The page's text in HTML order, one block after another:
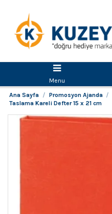
Menu
Ana Sayfa
Promosyon Ajanda
Taslama Kareli Defter 15 x 21 cm